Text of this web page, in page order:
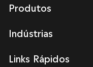
Produtos
Indústrias
Links Rápidos